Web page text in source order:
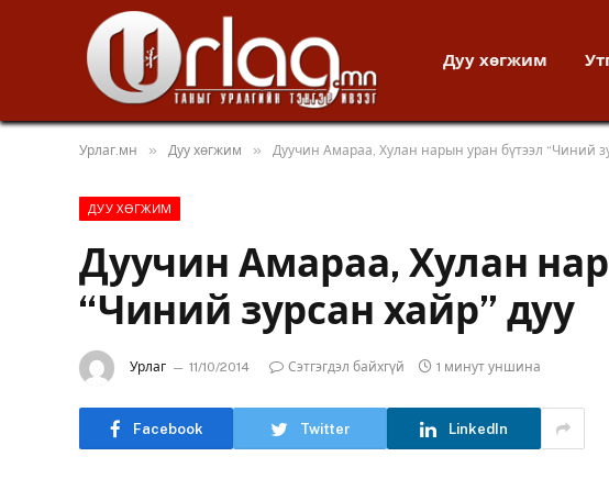
Дуу хөгжим
Урлаг.мн » Дуу хөгжим » Дуучин Амараа, Хулан нарын уран бүтээл “Чиний
ДУУ ХӨГЖИМ
Дуучин Амараа, Хулан
“Чиний зурсан хайр” дуу
Урлаг 11/10/2014 Сэтгэгдэл байхгүй 1 минут уншина
Facebook Twitter LinkedIn